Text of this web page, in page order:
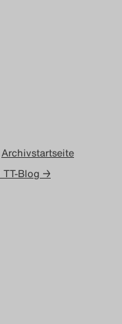
Archivstartseite
TT-Blog →